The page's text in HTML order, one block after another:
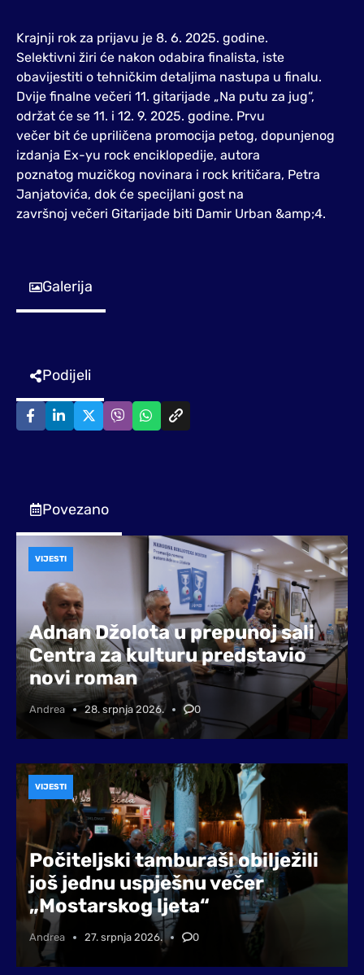
Krajnji rok za prijavu je 8. 6. 2025. godine.
Selektivni žiri će nakon odabira finalista, iste
obavijestiti o tehničkim detaljima nastupa u finalu.
Dvije finalne večeri 11. gitarijade „Na putu za jug“,
održat će se 11. i 12. 9. 2025. godine. Prvu
večer bit će upriličena promocija petog, dopunjenog
izdanja Ex-yu rock enciklopedije, autora
poznatog muzičkog novinara i rock kritičara, Petra
Janjatovića, dok će specijlani gost na
završnoj večeri Gitarijade biti Damir Urban &amp;4.
Galerija
Podijeli
Povezano
Adnan Džolota u prepunoj sali
Centra za kulturu predstavio
novi roman
Andrea 28. srpnja 2026. 0
VIJESTI
Počiteljski tamburaši obilježili
još jednu uspješnu večer
„Mostarskog ljeta“
Andrea 27. srpnja 2026. 0
VIJESTI